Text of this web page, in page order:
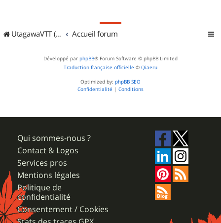
UtagawaVTT (Randos VTT et VTTAE avec traces GPS) Accueil forum
Développé par phpBB® Forum Software © phpBB Limited
Traduction française officielle © Qiaeru
Optimized by: phpBB SEO
Confidentialité | Conditions
Qui sommes-nous ?
Contact & Logos
Services pros
Mentions légales
Politique de
confidentialité
Consentement / Cookies